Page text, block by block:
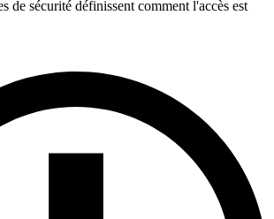
de sécurité définissent comment l'accès est